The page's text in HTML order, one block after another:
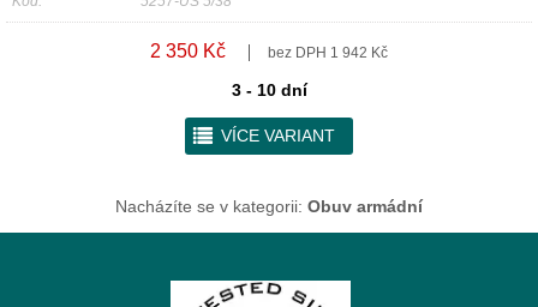
2 350 Kč bez DPH 1 942 Kč
3 - 10 dní
r VÍCE VARIANT
Nacházíte se v kategorii: Obuv armádní